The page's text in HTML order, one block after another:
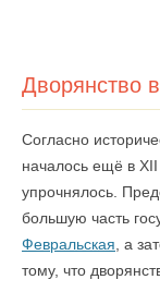
Дворянство
Согласно
началось ещё в
упрочнялось.
большую часть
Февральская , а
тому, что